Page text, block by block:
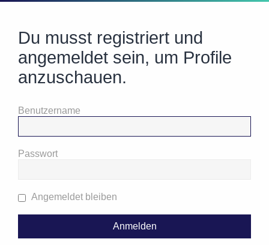
Du musst registriert und
angemeldet sein, um Profile
anzuschauen.
Benutzername
Passwort
Angemeldet bleiben